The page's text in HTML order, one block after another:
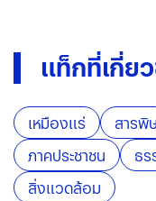
เหมืองแร่ สารพิ
ภาคประชาชน